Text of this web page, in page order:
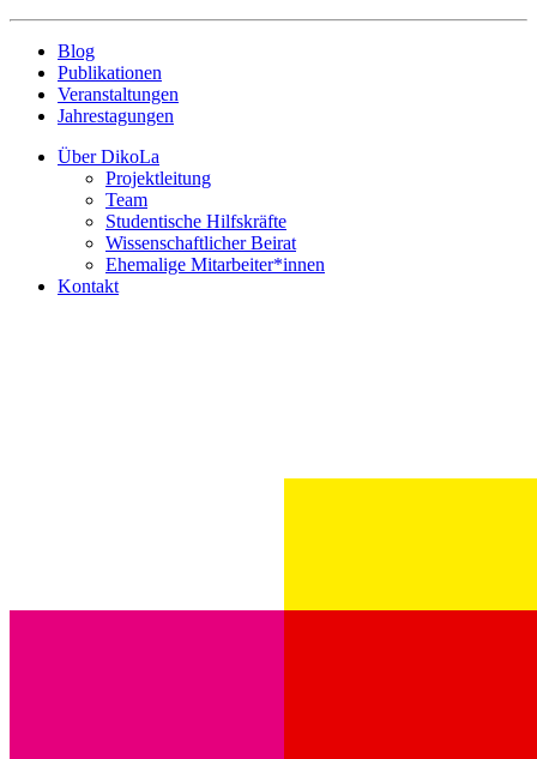
Blog
Publikationen
Veranstaltungen
Jahrestagungen
Über DikoLa
Projektleitung
Team
Studentische Hilfskräfte
Wissenschaftlicher Beirat
Ehemalige Mitarbeiter*innen
Kontakt